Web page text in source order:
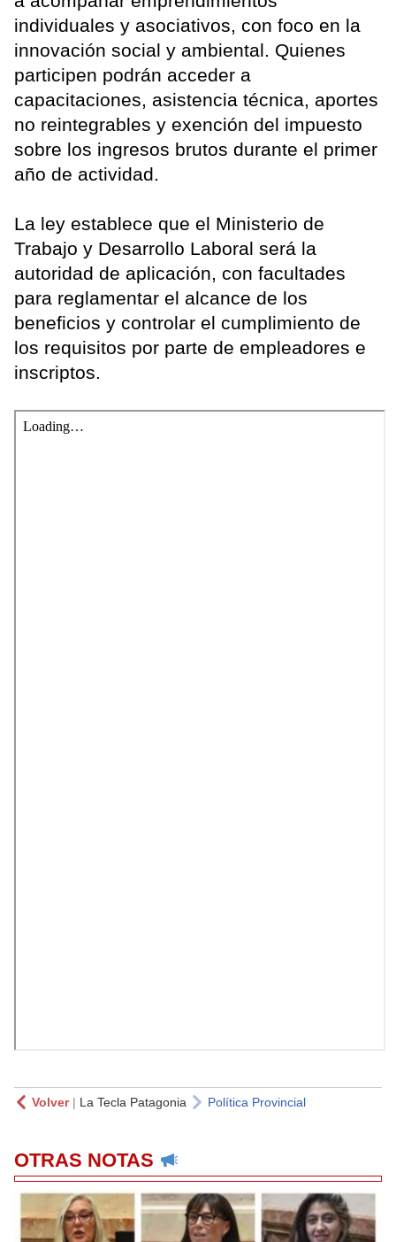
individuales y asociativos, con foco en la
innovación social y ambiental. Quienes
participen podrán acceder a
capacitaciones, asistencia técnica, aportes
no reintegrables y exención del impuesto
sobre los ingresos brutos durante el primer
año de actividad.
La ley establece que el Ministerio de
Trabajo y Desarrollo Laboral será la
autoridad de aplicación, con facultades
para reglamentar el alcance de los
beneficios y controlar el cumplimiento de
los requisitos por parte de empleadores e
inscriptos.
Volver| La Tecla Patagonia Política Provincial
OTRAS NOTAS